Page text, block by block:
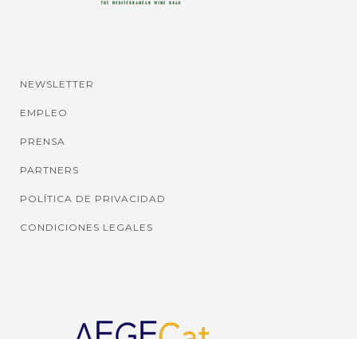
NEWSLETTER
EMPLEO
PRENSA
PARTNERS
POLÍTICA DE PRIVACIDAD
CONDICIONES LEGALES